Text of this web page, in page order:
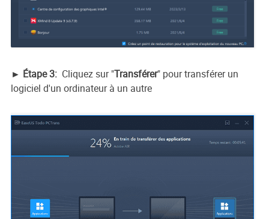
► Étape 3: Cliquez sur "Transférer" pour transférer un
logiciel d'un ordinateur à un autre